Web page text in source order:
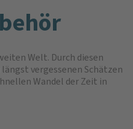
Welt. Durch diesen
vergessenen Schätzen
Wandel der Zeit in